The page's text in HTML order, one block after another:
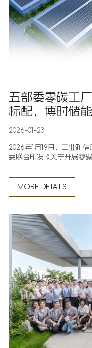
五部委零碳工
标配，博时储
业脱碳赛道
2026-01-23
2026年1月19日，工业和
委联合印发《关于开展零
配”，明确其在工业绿色
MORE DETAILS